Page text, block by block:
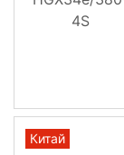
Китай